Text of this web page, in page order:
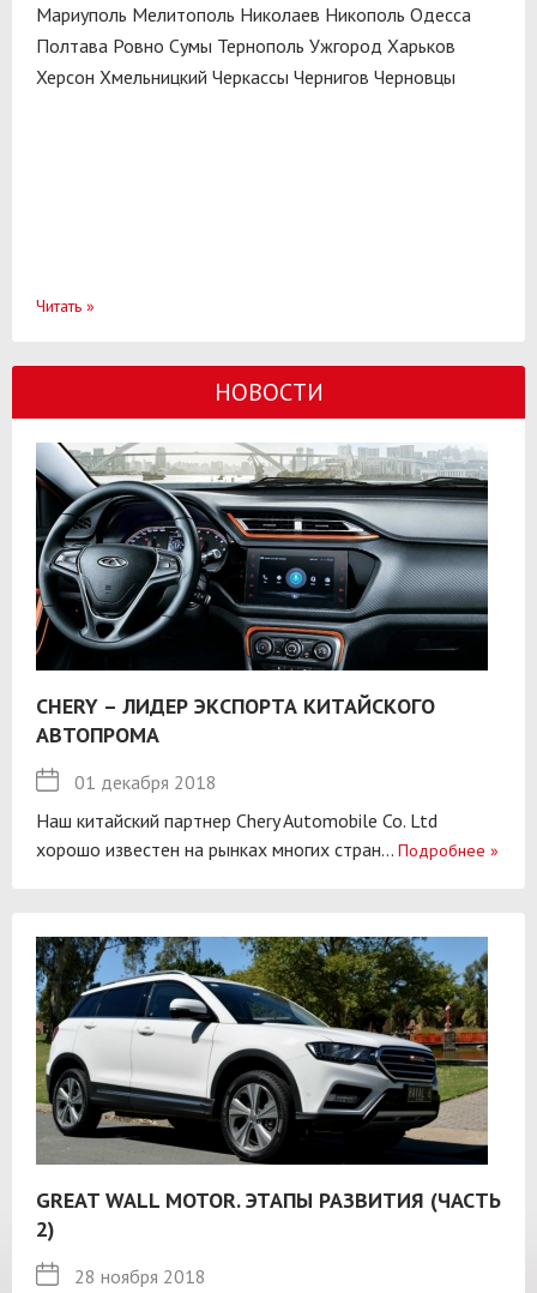
Мариуполь Мелитополь Николаев Никополь Одесса
Полтава Ровно Сумы Тернополь Ужгород Харьков
Херсон Хмельницкий Черкассы Чернигов Черновцы
Читать »
НОВОСТИ
CHERY – ЛИДЕР ЭКСПОРТА КИТАЙСКОГО
АВТОПРОМА
01 декабря 2018
Наш китайский партнер Chery Automobile Co. Ltd
хорошо известен на рынках многих стран... Подробнее »
GREAT WALL MOTOR. ЭТАПЫ РАЗВИТИЯ (ЧАСТЬ
2)
28 ноября 2018